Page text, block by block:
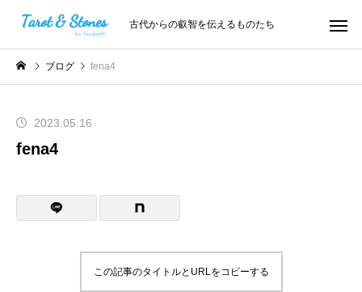
古代からの叡智を伝えるものたち
ブログ fena4
2023.05.16
fena4
この記事のタイトルとURLをコピーする